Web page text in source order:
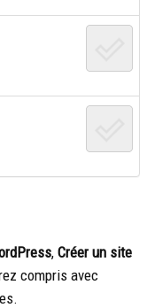
, Créer un site
compris avec